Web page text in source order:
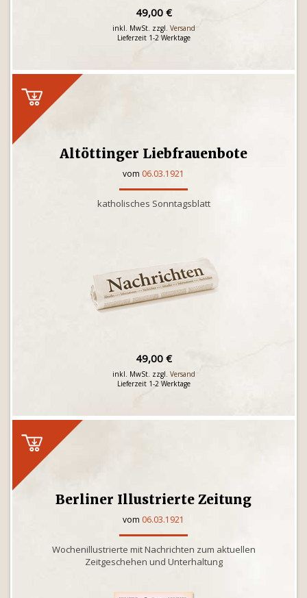
49,00 €
inkl. MwSt. zzgl. Versand
Lieferzeit 1-2 Werktage
Altöttinger Liebfrauenbote
vom 06.03.1921
katholisches Sonntagsblatt
49,00 €
inkl. MwSt. zzgl. Versand
Lieferzeit 1-2 Werktage
Berliner Illustrierte Zeitung
vom 06.03.1921
Wochenillustrierte mit Nachrichten zum aktuellen
Zeitgeschehen und Unterhaltung